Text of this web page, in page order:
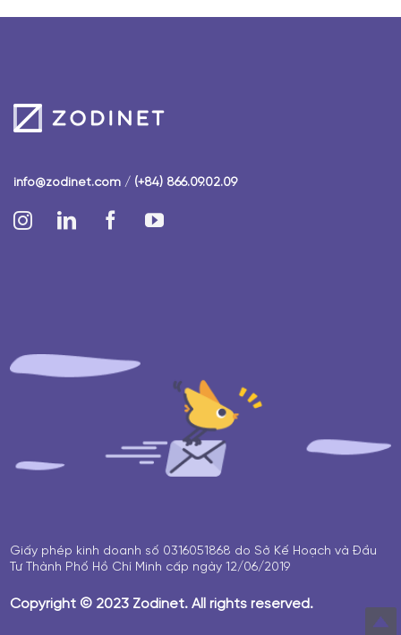
info@zodinet.com/ (+84) 866.09.02.09
Giấy phép kinh doanh số 0316051868 do Sở Kế Hoạch và Đầu
Tư Thành Phố Hồ Chí Minh cấp ngày 12/06/2019
Copyright © 2023 Zodinet. All rights reserved.